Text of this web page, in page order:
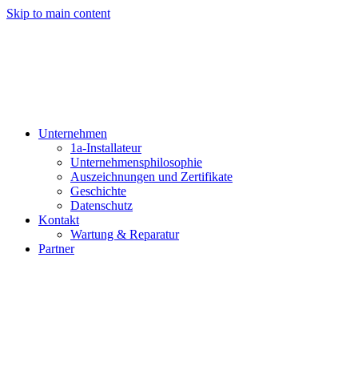
Skip to main content
Unternehmen
1a-Installateur
Unternehmensphilosophie
Auszeichnungen und Zertifikate
Geschichte
Datenschutz
Kontakt
Wartung & Reparatur
Partner